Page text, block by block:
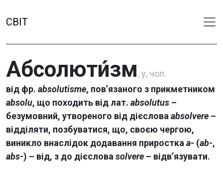
СВІТ
Абсолюти́зм, у, чол.
від фр. absolutisme, пов’язаного з прикметником
absolu, що походить від лат. absolutus –
безумовний, утвореного від дієслова absolvere –
відділяти, позбуватися, що, своєю чергою,
виникло внаслідок додавання приростка а- (ab-,
abs-) – від, з до дієслова solvere – відв’язувати.